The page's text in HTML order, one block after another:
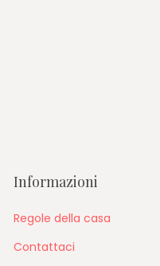
Informazioni
Regole della casa
Contattaci